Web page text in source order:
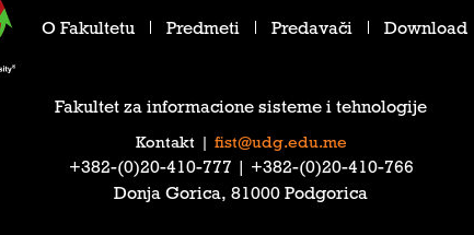
O Fakultetu Predmeti Predavači Download
Fakultet za informacione sisteme i tehnologije
Kontakt fist@udg.edu.me
‎+382-(0)20-410-777‎ | ‎+382-(0)20-410-766‎
Donja Gorica, 81000 Podgorica